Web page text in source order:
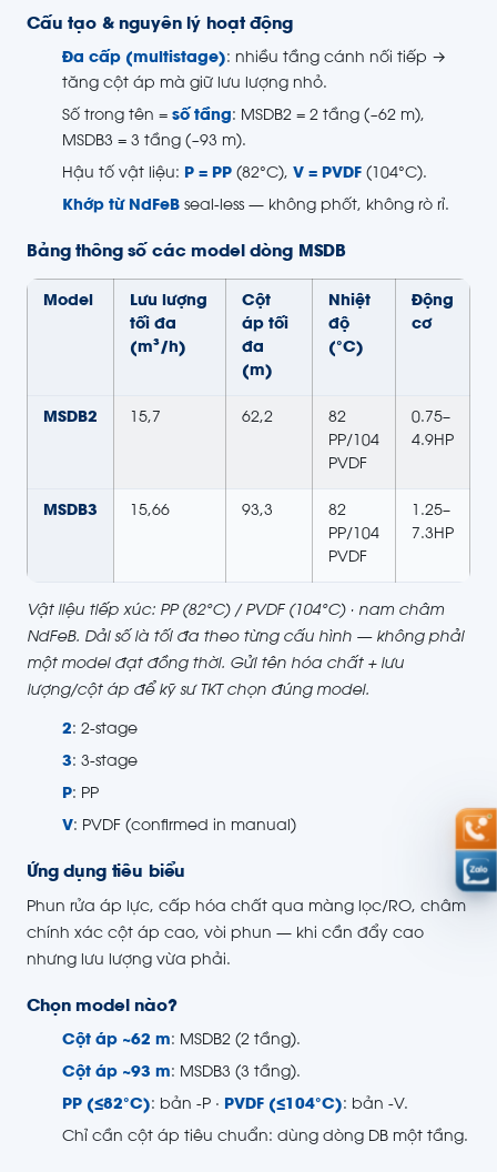
Cấu tạo & nguyên lý hoạt động
Đa cấp (multistage): nhiều tầng cánh nối tiếp →
tăng cột áp mà giữ lưu lượng nhỏ.
Số trong tên = số tầng: MSDB2 = 2 tầng (~62 m),
MSDB3 = 3 tầng (~93 m).
Hậu tố vật liệu: P = PP (82°C), V = PVDF (104°C).
Khớp từ NdFeB seal-less — không phốt, không rò rỉ.
Bảng thông số các model dòng MSDB
Model
Lưu lượng
tối đa
(m³/h)
Cột
áp tối
đa
(m)
Nhiệt
độ
(°C)
Động
cơ
MSDB2 15,7 62,2
82
PP/104
PVDF
0.75–
4.9HP
MSDB3 15,66 93,3
82
PP/104
PVDF
1.25–
7.3HP
Vật liệu tiếp xúc: PP (82°C) / PVDF (104°C) · nam châm
NdFeB. Dải số là tối đa theo từng cấu hình — không phải
một model đạt đồng thời. Gửi tên hóa chất + lưu
lượng/cột áp để kỹ sư TKT chọn đúng model.
2: 2-stage
3: 3-stage
P: PP
V: PVDF (confirmed in manual)
Ứng dụng tiêu biểu
Phun rửa áp lực, cấp hóa chất qua màng lọc/RO, châm
chính xác cột áp cao, vòi phun — khi cần đẩy cao
nhưng lưu lượng vừa phải.
Chọn model nào?
Cột áp ~62 m: MSDB2 (2 tầng).
Cột áp ~93 m: MSDB3 (3 tầng).
PP (≤82°C): bản -P · PVDF (≤104°C): bản -V.
Chỉ cần cột áp tiêu chuẩn: dùng dòng DB một tầng.